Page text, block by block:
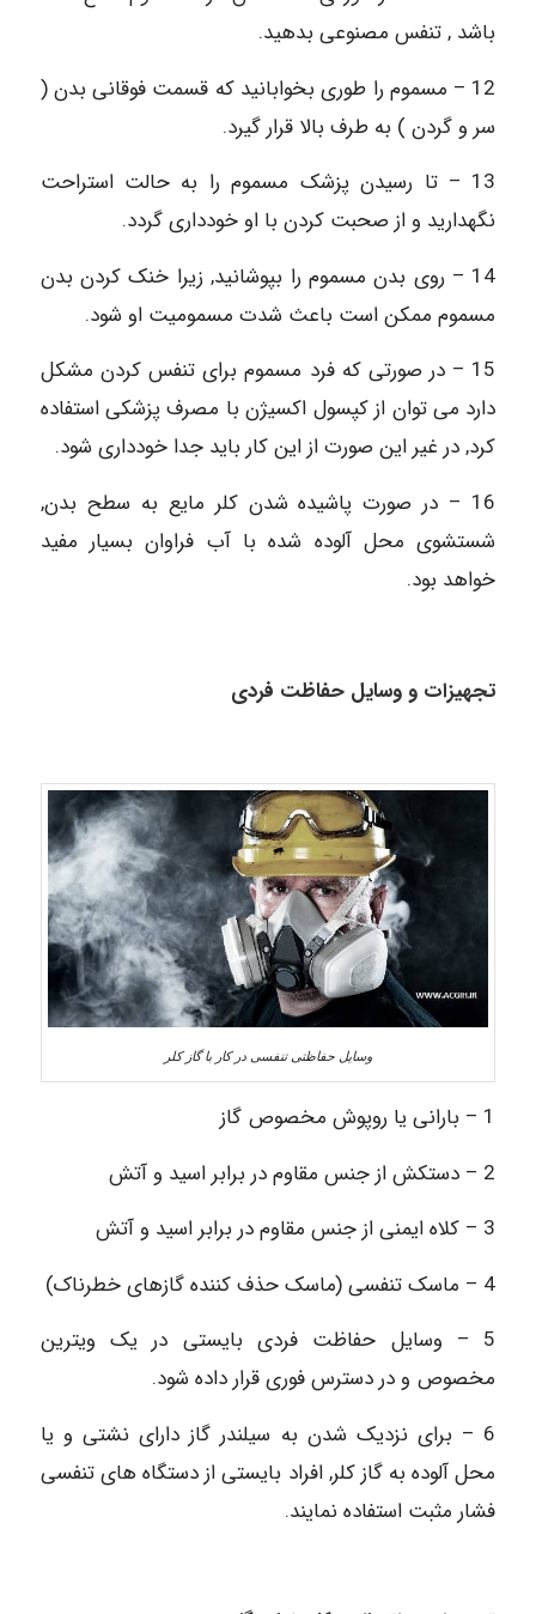
باشد , تنفس مصنوعی بدهید.
12 – مسموم را طوری بخوابانید که قسمت فوقانی بدن (
سر و گردن ) به طرف بالا قرار گیرد.
13 – تا رسیدن پزشک مسموم را به حالت استراحت
نگهدارید و از صحبت کردن با او خودداری گردد.
14 – روی بدن مسموم را بپوشانید, زیرا خنک کردن بدن
مسموم ممکن است باعث شدت مسمومیت او شود.
15 – در صورتی که فرد مسموم برای تنفس کردن مشکل
دارد می ‏توان از کپسول اکسیژن با مصرف پزشکی استفاده
کرد, در غیر این صورت از این کار باید جدا خودداری شود.
16 – در صورت پاشیده شدن کلر مایع به سطح بدن,
شستشوی محل آلوده شده با آب فراوان بسیار مفید
خواهد بود.
تجهیزات و وسایل حفاظت فردی
وسایل حفاظتی تنفسی در کار با گاز کلر
1 – بارانی یا روپوش مخصوص گاز
2 – دستکش از جنس مقاوم در برابر اسید و آتش
3 – کلاه ایمنی از جنس مقاوم در برابر اسید و آتش
4 – ماسک تنفسی (ماسک حذف کننده گازهای خطرناک)
5 – وسایل حفاظت فردی بایستی در یک ویترین
مخصوص و در دسترس فوری قرار داده شود.
6 – برای نزدیک شدن به سیلندر گاز دارای نشتی و یا
محل آلوده به گاز کلر, افراد بایستی از دستگاه‏ های تنفسی
فشار مثبت استفاده نمایند.